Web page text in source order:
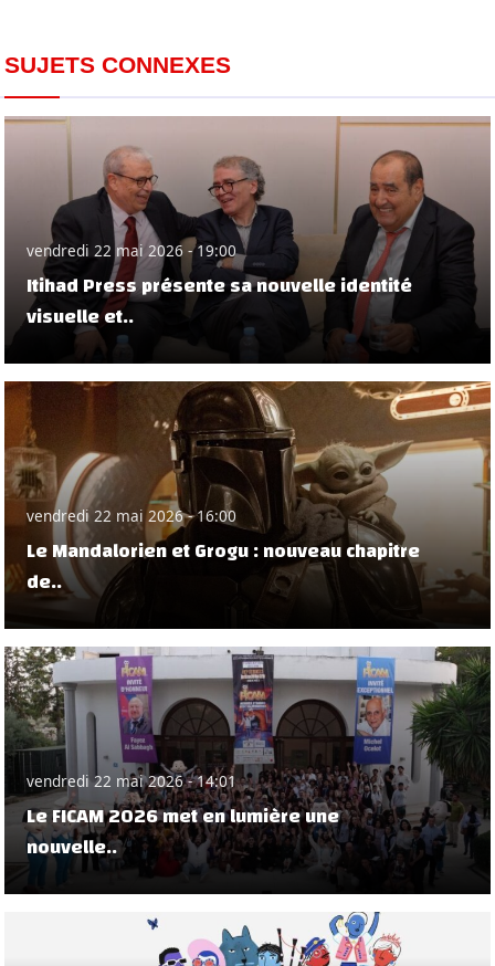
SUJETS CONNEXES
vendredi 22 mai 2026 - 19:00
Itihad Press présente sa nouvelle identité
visuelle et..
vendredi 22 mai 2026 - 16:00
Le Mandalorien et Grogu : nouveau chapitre
de..
vendredi 22 mai 2026 - 14:01
Le FICAM 2026 met en lumière une
nouvelle..